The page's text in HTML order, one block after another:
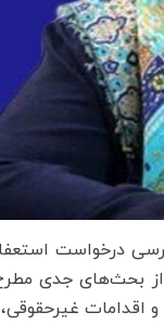
درخواست
از بحث‌های جدی
غیرحقوقی،